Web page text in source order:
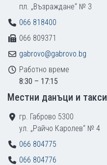
пл. „Възраждане“ № 3
066 818400
066 809371
gabrovo@gabrovo.bg
Работно време
8:30 – 17:15
Местни данъци и такси
гр. Габрово 5300
ул. „Райчо Каролев“ № 4
066 804775
066 804776